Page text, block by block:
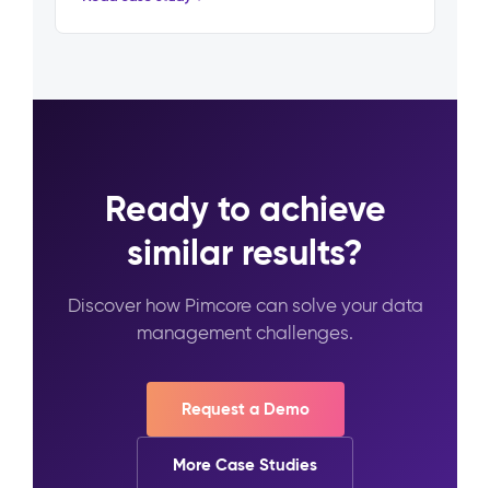
Ready to achieve
similar results?
Discover how Pimcore can solve your data
management challenges.
Request a Demo
More Case Studies